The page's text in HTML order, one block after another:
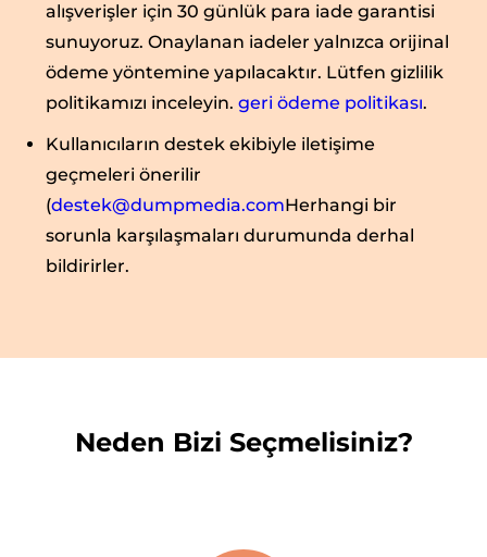
alışverişler için 30 günlük para iade garantisi
sunuyoruz. Onaylanan iadeler yalnızca orijinal
ödeme yöntemine yapılacaktır. Lütfen gizlilik
politikamızı inceleyin.geri ödeme politikası.
Kullanıcıların destek ekibiyle iletişime
geçmeleri önerilir
(destek@dumpmedia.comHerhangi bir
sorunla karşılaşmaları durumunda derhal
bildirirler.
Neden Bizi Seçmelisiniz?